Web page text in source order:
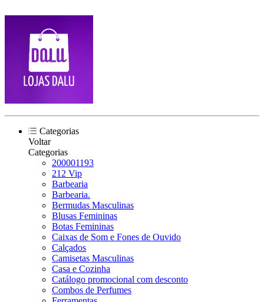
Categorias
Voltar
Categorias
200001193
212 Vip
Barbearia
Barbearia.
Bermudas Masculinas
Blusas Femininas
Botas Femininas
Caixas de Som e Fones de Ouvido
Calçados
Camisetas Masculinas
Casa e Cozinha
Catálogo promocional com desconto
Combos de Perfumes